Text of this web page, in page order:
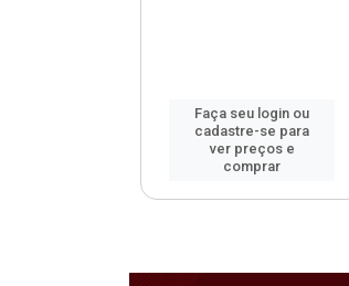
Faça seu login ou
cadastre-se para
ver preços e
comprar